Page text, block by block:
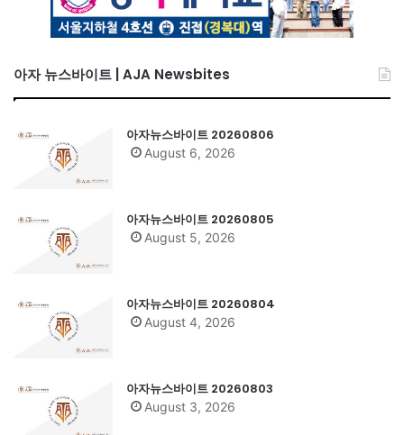
아자 뉴스바이트 | AJA Newsbites
아자뉴스바이트 20260806
August 6, 2026
아자뉴스바이트 20260805
August 5, 2026
아자뉴스바이트 20260804
August 4, 2026
아자뉴스바이트 20260803
August 3, 2026